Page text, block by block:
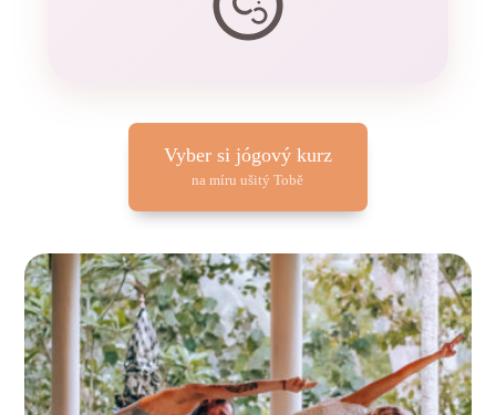
Vyber si jógový kurz
na míru ušitý Tobě